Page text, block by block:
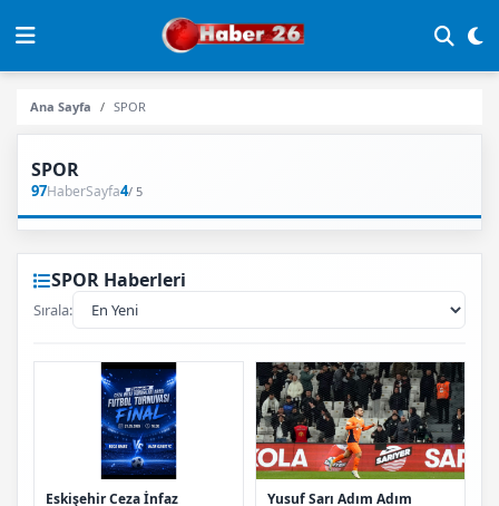
Ana Sayfa SPOR
SPOR
97HaberSayfa4/ 5
SPOR Haberleri
Sırala:
Eskişehir Ceza İnfaz
Yusuf Sarı Adım Adım